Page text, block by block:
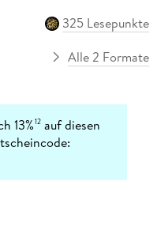
325 Lesepunkte
Alle 2 Formate
13%12 auf diesen